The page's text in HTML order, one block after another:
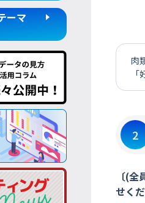
ーマ
肉
2
〔(
せく